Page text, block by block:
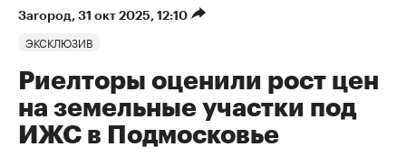
Загород⁠, 31 окт 2025, 12:10
ЭКСКЛЮЗИВ
Риелторы оценили рост цен
на земельные участки под
ИЖС в Подмосковье